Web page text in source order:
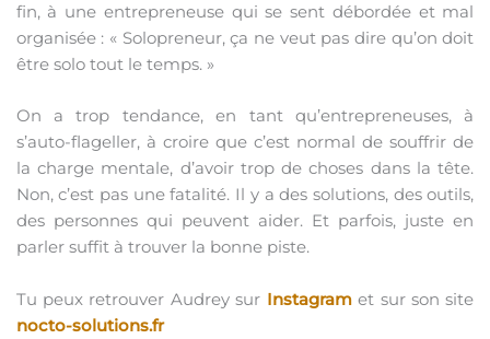
fin, à une entrepreneuse qui se sent débordée et mal
organisée : « Solopreneur, ça ne veut pas dire qu’on doit
être solo tout le temps. »
On a trop tendance, en tant qu’entrepreneuses, à
s’auto-flageller, à croire que c’est normal de souffrir de
la charge mentale, d’avoir trop de choses dans la tête.
Non, c’est pas une fatalité. Il y a des solutions, des outils,
des personnes qui peuvent aider. Et parfois, juste en
parler suffit à trouver la bonne piste.
Tu peux retrouver Audrey sur Instagramet sur son site
nocto-solutions.fr